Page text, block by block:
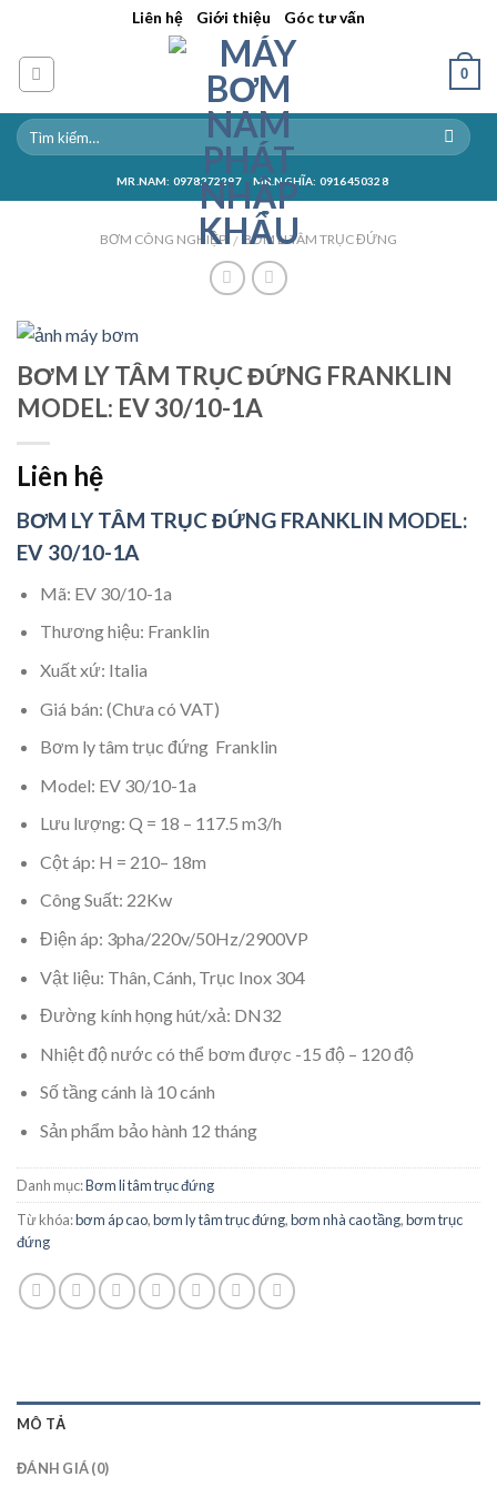
content
Liên hệ Giới thiệu Góc tư vấn
0
MR.NAM: 0978272297 MR.NGHĨA: 0916450328
BƠM CÔNG NGHIỆP / BƠM LI TÂM TRỤC ĐỨNG
BƠM LY TÂM TRỤC ĐỨNG FRANKLIN
MODEL: EV 30/10-1A
Liên hệ
BƠM LY TÂM TRỤC ĐỨNG FRANKLIN MODEL:
EV 30/10-1A
Mã: EV 30/10-1a
Thương hiệu: Franklin
Xuất xứ: Italia
Giá bán: (Chưa có VAT)
Bơm ly tâm trục đứng Franklin
Model: EV 30/10-1a
Lưu lượng: Q = 18 – 117.5 m3/h
Cột áp: H = 210– 18m
Công Suất: 22Kw
Điện áp: 3pha/220v/50Hz/2900VP
Vật liệu: Thân, Cánh, Trục Inox 304
Đường kính họng hút/xả: DN32
Nhiệt độ nước có thể bơm được -15 độ – 120 độ
Số tầng cánh là 10 cánh
Sản phẩm bảo hành 12 tháng
Danh mục:Bơm li tâm trục đứng
Từ khóa:bơm áp cao,bơm ly tâm trục đứng,bơm nhà cao tầng,bơm trục
đứng
MÔ TẢ
ĐÁNH GIÁ (0)